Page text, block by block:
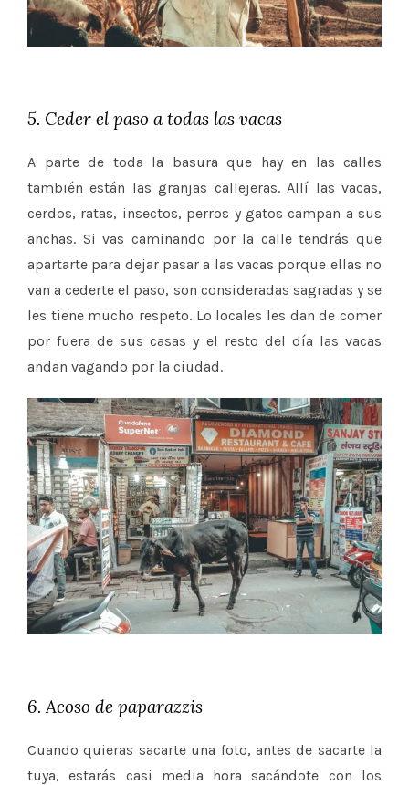
5. Ceder el paso a todas las vacas
A parte de toda la basura que hay en las calles
también están las granjas callejeras. Allí las vacas,
cerdos, ratas, insectos, perros y gatos campan a sus
anchas. Si vas caminando por la calle tendrás que
apartarte para dejar pasar a las vacas porque ellas no
van a cederte el paso, son consideradas sagradas y se
les tiene mucho respeto. Lo locales les dan de comer
por fuera de sus casas y el resto del día las vacas
andan vagando por la ciudad.
6. Acoso de paparazzis
Cuando quieras sacarte una foto, antes de sacarte la
tuya, estarás casi media hora sacándote con los